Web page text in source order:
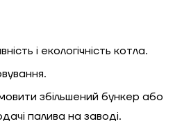
і екологічність котла.
збільшений бункер або
палива на заводі.
ПОСЛУГУ МОНТАЖУ